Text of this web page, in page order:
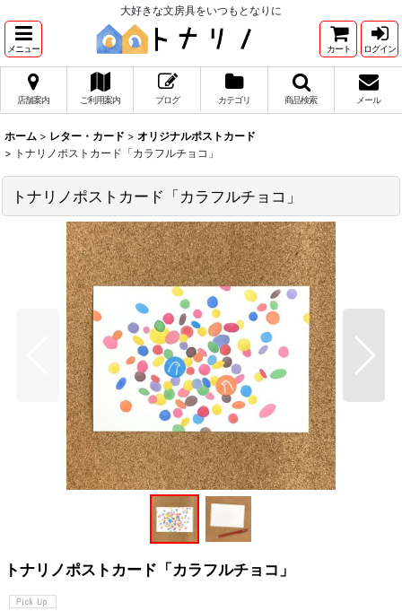
大好きな文房具をいつもとなりに
メニュー カート ログイン
店舗案内 ご利用案内 ブログ カテゴリ 商品検索 メール
ホーム > レター・カード > オリジナルポストカード
> トナリノポストカード「カラフルチョコ」
トナリノポストカード「カラフルチョコ」
トナリノポストカード「カラフルチョコ」